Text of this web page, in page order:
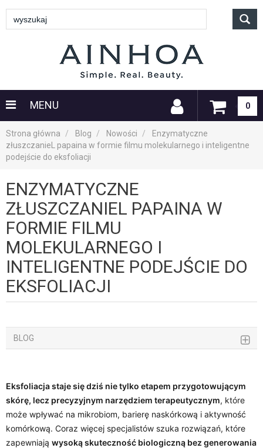
MENU 0
Strona główna Blog Nowości
Enzymatyczne
złuszczanieL papaina w formie filmu molekularnego i inteligentne
podejście do eksfoliacji
ENZYMATYCZNE
ZŁUSZCZANIEL PAPAINA W
FORMIE FILMU
MOLEKULARNEGO I
INTELIGENTNE PODEJŚCIE DO
EKSFOLIACJI
BLOG
Eksfoliacja staje się dziś nie tylko etapem przygotowującym
skórę, lecz precyzyjnym narzędziem terapeutycznym, które
może wpływać na mikrobiom, barierę naskórkową i aktywność
komórkową. Coraz więcej specjalistów szuka rozwiązań, które
zapewniają wysoką skuteczność biologiczną bez generowania